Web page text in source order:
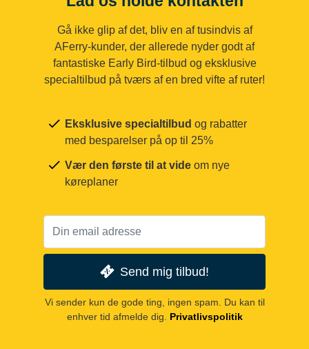
Gå ikke glip af det, bliv en af tusindvis af
AFerry-kunder, der allerede nyder godt af
fantastiske Early Bird-tilbud og eksklusive
specialtilbud på tværs af en bred vifte af ruter!
Eksklusive specialtilbud og rabatter
med besparelser på op til 25%
Vær den første til at vide om nye
køreplaner
Send mig tilbud!
Vi sender kun de gode ting, ingen spam. Du kan til
enhver tid afmelde dig.
Privatlivspolitik